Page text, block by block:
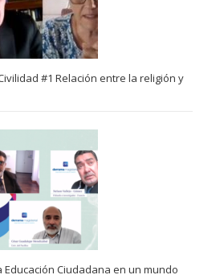
#1 Relación entre la religión y
Ciudadana en un mundo